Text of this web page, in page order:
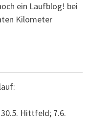
ein Laufblog! bei
Kilometer
Hittfeld; 7.6.